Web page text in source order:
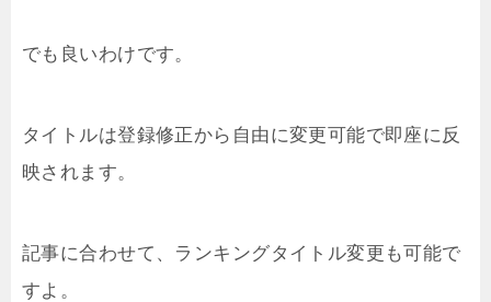
でも良いわけです。
タイトルは登録修正から自由に変更可能で即座に反
映されます。
記事に合わせて、ランキングタイトル変更も可能で
すよ。